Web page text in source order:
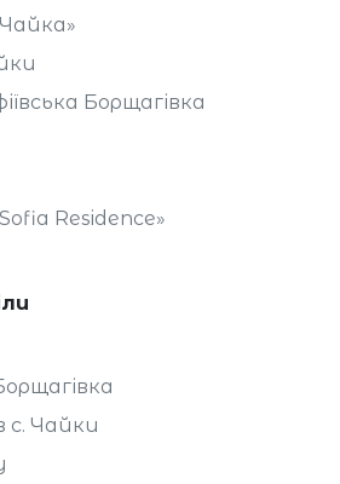
Борщагівка
Residence»
с. Чайки